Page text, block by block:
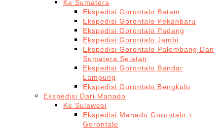
Ke Sumatera
Ekspedisi Gorontalo Batam
Ekspedisi Gorontalo Pekanbaru
Ekspedisi Gorontalo Padang
Ekspedisi Gorontalo Jambi
Ekspedisi Gorontalo Palembang Dan
Sumatera Selatan
Ekspedisi Gorontalo Bandar
Lampung
Ekspedisi Gorontalo Bengkulu
Ekspedisi Dari Manado
Ke Sulawesi
Ekspedisi Manado Gorontalo +
Gorontalo